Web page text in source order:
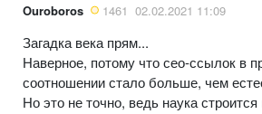
Ouroboros 1461 02.02.2021 11:09
Загадка века прям...
Наверное, потому что сео-ссылок в
соотношении стало больше, чем
Но это не точно, ведь наука строится